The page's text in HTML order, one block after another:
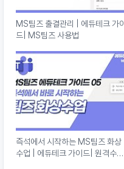
MS팀즈 출결관리 | 에듀테크 가이
드| MS팀즈 사용법
즉석에서 시작하는 MS팀즈 화상
수업 | 에듀테크 가이드| 원격수업